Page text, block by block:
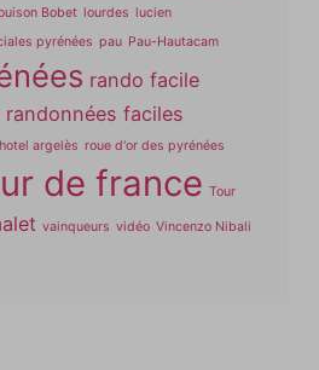
Bobet lourdes lucien
pyrénées pau Pau-Hautacam
rando facile
randonnées faciles
argelès roue d'or des pyrénées
de france Tour
vainqueurs vidéo Vincenzo Nibali